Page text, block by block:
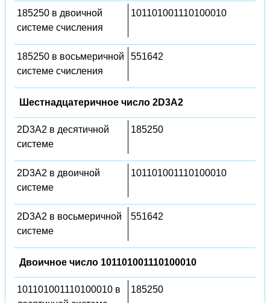
185250 в двоичной
системе счисления
101101001110100010
185250 в восьмеричной
системе счисления
551642
Шестнадцатеричное число 2D3A2
2D3A2 в десятичной
системе
185250
2D3A2 в двоичной
системе
101101001110100010
2D3A2 в восьмеричной
системе
551642
Двоичное число 101101001110100010
101101001110100010 в
185250